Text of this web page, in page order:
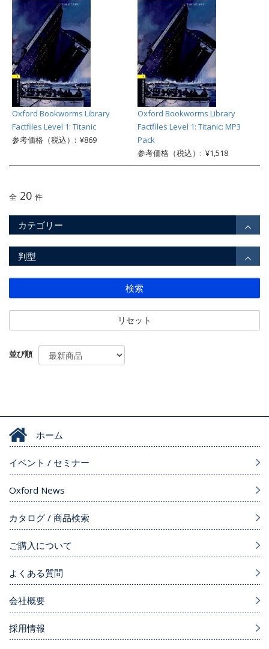
Oxford Bookworms Library
Factfiles Level 1: Titanic
参考価格（税込）: ¥869
Oxford Bookworms Library
Factfiles Level 1: Titanic: MP3
Pack
参考価格（税込）: ¥1,518
全 20 件
カテゴリー
判型
検索
リセット
並び順
ホーム
イベント / セミナー
Oxford News
カタログ / 商品検索
ご購入について
よくある質問
会社概要
採用情報